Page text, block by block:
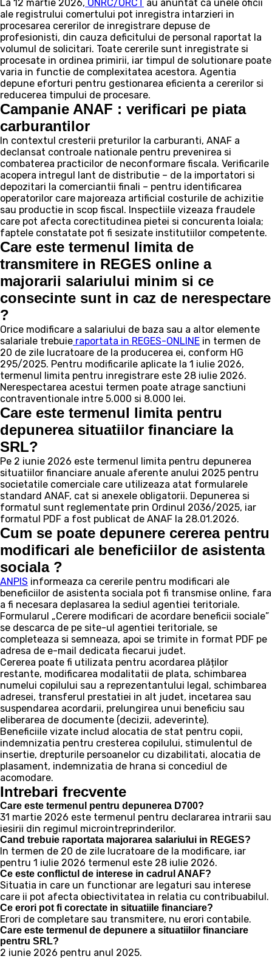
La 12 martie 2026, ONRC/ORCT
au anuntat ca unele oficii
ale registrului comertului pot inregistra intarzieri in
procesarea cererilor de inregistrare depuse de
profesionisti, din cauza deficitului de personal raportat la
volumul de solicitari. Toate cererile sunt inregistrate si
procesate in ordinea primirii, iar timpul de solutionare poate
varia in functie de complexitatea acestora. Agentia
depune eforturi pentru gestionarea eficienta a cererilor si
reducerea timpului de procesare.
Campanie ANAF : verificari pe piata
carburantilor
In contextul cresterii preturilor la carburanti, ANAF a
declansat controale nationale pentru prevenirea si
combaterea practicilor de neconformare fiscala. Verificarile
acopera intregul lant de distributie – de la importatori si
depozitari la comerciantii finali – pentru identificarea
operatorilor care majoreaza artificial costurile de achizitie
sau productie in scop fiscal. Inspectiile vizeaza fraudele
care pot afecta corectitudinea pietei si concurenta loiala;
faptele constatate pot fi sesizate institutiilor competente.
Care este termenul limita de
transmitere in REGES online a
majorarii salariului minim si ce
consecinte sunt in caz de nerespectare
?
Orice modificare a salariului de baza sau a altor elemente
salariale trebuie raportata in REGES-ONLINE in termen de
20 de zile lucratoare de la producerea ei, conform HG
295/2025. Pentru modificarile aplicate la 1 iulie 2026,
termenul limita pentru inregistrare este 28 iulie 2026.
Nerespectarea acestui termen poate atrage sanctiuni
contraventionale intre 5.000 si 8.000 lei.
Care este termenul limita pentru
depunerea situatiilor financiare la
SRL?
Pe 2 iunie 2026 este termenul limita pentru depunerea
situatiilor financiare anuale aferente anului 2025 pentru
societatile comerciale care utilizeaza atat formularele
standard ANAF, cat si anexele obligatorii. Depunerea si
formatul sunt reglementate prin Ordinul 2036/2025, iar
formatul PDF a fost publicat de ANAF la 28.01.2026.
Cum se poate depunere cererea pentru
modificari ale beneficiilor de asistenta
sociala ?
ANPIS informeaza ca cererile pentru modificari ale
beneficiilor de asistenta sociala pot fi transmise online, fara
a fi necesara deplasarea la sediul agentiei teritoriale.
Formularul „Cerere modificari de acordare beneficii sociale”
se descarca de pe site-ul agentiei teritoriale, se
completeaza si semneaza, apoi se trimite in format PDF pe
adresa de e-mail dedicata fiecarui judet.
Cererea poate fi utilizata pentru acordarea plăților
restante, modificarea modalitatii de plata, schimbarea
numelui copilului sau a reprezentantului legal, schimbarea
adresei, transferul prestatiei in alt judet, incetarea sau
suspendarea acordarii, prelungirea unui beneficiu sau
eliberarea de documente (decizii, adeverinte).
Beneficiile vizate includ alocatia de stat pentru copii,
indemnizatia pentru cresterea copilului, stimulentul de
insertie, drepturile persoanelor cu dizabilitati, alocatia de
plasament, indemnizatia de hrana si concediul de
acomodare.
Intrebari frecvente
Care este termenul pentru depunerea D700?
31 martie 2026 este termenul pentru declararea intrarii sau
iesirii din regimul microintreprinderilor.
Cand trebuie raportata majorarea salariului in REGES?
In termen de 20 de zile lucratoare de la modificare, iar
pentru 1 iulie 2026 termenul este 28 iulie 2026.
Ce este conflictul de interese in cadrul ANAF?
Situatia in care un functionar are legaturi sau interese
care ii pot afecta obiectivitatea in relatia cu contribuabilul.
Ce erori pot fi corectate in situatiile financiare?
Erori de completare sau transmitere, nu erori contabile.
Care este termenul de depunere a situatiilor financiare
pentru SRL?
2 iunie 2026 pentru anul 2025.